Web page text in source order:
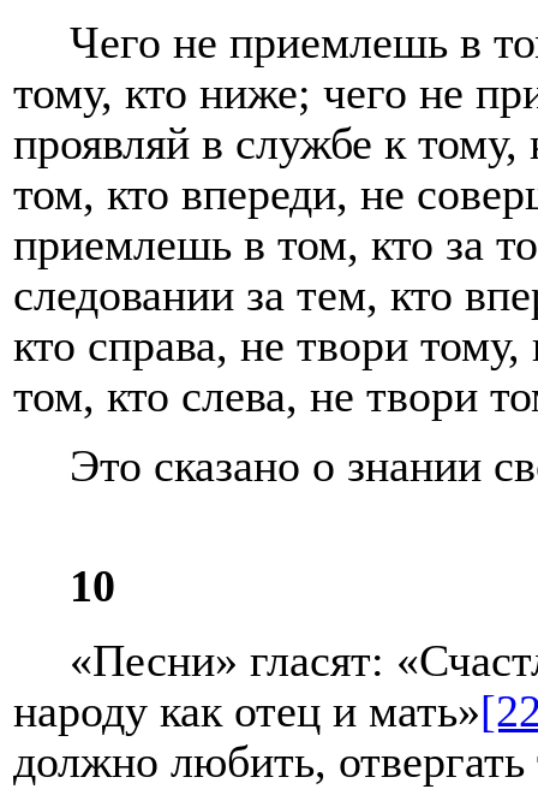
Чего не приемлешь в
тому, кто ниже; чего не
проявляй в службе к
том, кто впереди, не
приемлешь в том, кто за
следовании за тем, кто
кто справа, не твори
том, кто слева, не твори
Это сказано о знании
10
«Песни» гласят:
народу как отец и мать»
должно любить,